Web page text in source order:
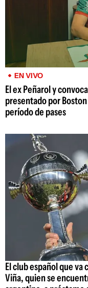
EN VIVO
El ex Peñarol y
presentado por
período de pases
El club español que
Viña, quien se